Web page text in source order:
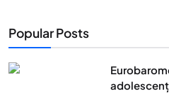
Popular Posts